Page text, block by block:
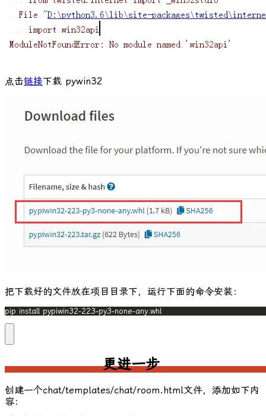
点击链接下载 pywin32
把下载好的文件放在项目目录下，运行下面的命令安装：
pip install pypiwin32-223-py3-none-any.whl
更进一步
创建一个chat/templates/chat/room.html文件，添加如下内
容：